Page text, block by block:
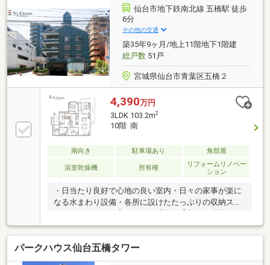
室）、トイレ便座交換、キッチン蛇口交換2024年3
月 クロス貼替（LD）☆不動産のことなら地域密着ワ
ールドレジデンシャル東日本にお任せください☆０１
２０－７０１－６０３まで連絡を頂き事前にご予約頂
けますとスムーズです。
仙台市地下鉄南北線 五橋駅 徒歩
6分
その他の交通
築35年9ヶ月/地上11階地下1階建
総戸数51戸
宮城県仙台市青葉区五橋２
4,390万円
3LDK 103.2m2
10階 南
南向き 駐車場あり 角部屋
浴室乾燥機 所有権
リフォームリノベー
ション
・日当たり良好で心地の良い室内・日々の家事が楽に
なる水まわり設備・各所に設けたたっぷりの収納スペ
分の時間、それぞれを大切にしたいご家族に！】家族
との時間も大切だけど、自分の時間も大切にしたい。
そんな想いを叶えてくれるのが当物件です。100㎡以
上のお部屋だからこそ叶えられるゆとりある空間は、
パークハウス仙台五橋タワー